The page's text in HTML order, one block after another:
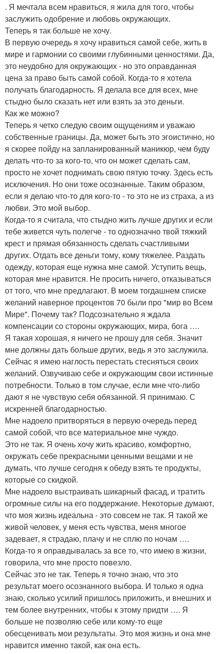
. Я мечтала всем нравиться, я жила для того, чтобы
заслужить одобрение и любовь окружающих.
Теперь я так больше не хочу.
В первую очередь я хочу нравиться самой себе, жить в
мире и гармонии со своими глубинными ценностями. Да,
это неудобно для окружающих - но это оправданная
цена за право быть самой собой. Когда-то я хотела
получать благодарность. Я делала все для всех, мне
стыдно было сказать нет или взять за это деньги.
Как же можно?
Теперь я четко следую своим ощущениям и уважаю
собственные границы. Да, может быть это эгоистично, но
я скорее пойду на запланированный маникюр, чем буду
делать что-то за кого-то, что он может сделать сам,
просто не хочет поднимать свою пятую точку. Здесь есть
исключения. Но они тоже осознанные. Таким образом,
если я делаю что-то для кого-то - то это не из страха, а из
любви. Это мой выбор.
Когда-то я считала, что стыдно жить лучше других и если
тебе живется чуть полегче - то однозначно твой тяжкий
крест и прямая обязанность сделать счастливыми
других. Отдать все деньги тому, кому тяжелее. Раздать
одежду, которая еще нужна мне самой. Уступить вещь,
которая мне нравится. Не просить ничего, отказываться
от того, что мне предлагают. В моем тогдашнем списке
желаний наверное процентов 70 были про "мир во Всем
Мире". Почему так? Подсознательно я ждала
компенсации со стороны окружающих, мира, бога ….
Я такая хорошая, я ничего не прошу для себя. Значит
мне должны дать больше других, ведь я это заслужила.
Сейчас я имею наглость перестать стесняться своих
желаний. Озвучиваю себе и окружающим свои истинные
потребности. Только в том случае, если мне что-либо
дают я не чувствую себя обязанной. Я принимаю. С
искренней благодарностью.
Мне надоело притворяться в первую очередь перед
самой собой, что все материальное мне чуждо.
Это не так. Я очень хочу жить красиво, комфортно,
окружать себе прекрасными ценными вещами и не
думать, что лучше сегодня к обеду взять те продукты,
которые со скидкой.
Мне надоело выстраивать шикарный фасад, и тратить
огромные силы на его поддержание. Некоторые думают,
что моя жизнь идеальна - это совсем не так. Я такой же
живой человек, у меня есть чувства, меня многое
задевает, я страдаю, плачу и не сплю по ночам ….
Когда-то я оправдывалась за все то, что имею в жизни,
говорила, что мне просто повезло.
Сейчас это не так. Теперь я точно знаю, что это
результат моего осознанного выбора. И только я одна
знаю, сколько усилий пришлось приложить, и внешних и
тем более внутренних, чтобы к этому придти …. Я
больше не позволяю себе или кому-то еще
обесценивать мои результаты. Это моя жизнь и она мне
нравится именно такой, как она есть.